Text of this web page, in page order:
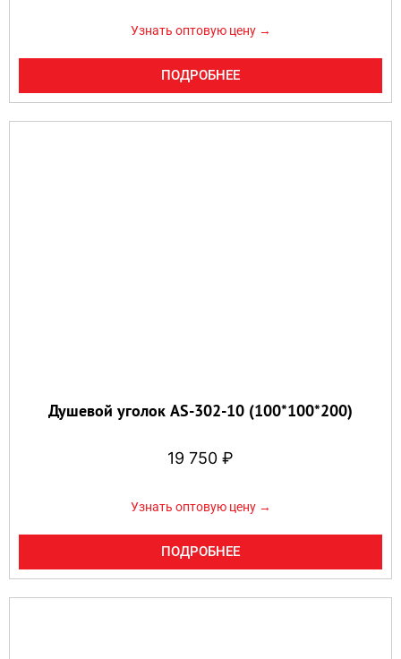
Узнать оптовую цену →
ПОДРОБНЕЕ
Душевой уголок AS-302-10 (100*100*200)
19 750 ₽
Узнать оптовую цену →
ПОДРОБНЕЕ